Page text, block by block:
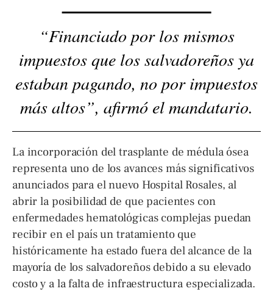
“Financiado por los mismos
impuestos que los salvadoreños ya
estaban pagando, no por impuestos
más altos”, afirmó el mandatario.
La incorporación del trasplante de médula ósea
representa uno de los avances más significativos
anunciados para el nuevo Hospital Rosales, al
abrir la posibilidad de que pacientes con
enfermedades hematológicas complejas puedan
recibir en el país un tratamiento que
históricamente ha estado fuera del alcance de la
mayoría de los salvadoreños debido a su elevado
costo y a la falta de infraestructura especializada.